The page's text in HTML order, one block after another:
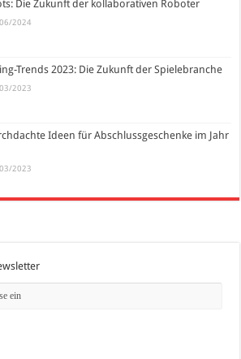
Die Zukunft der kollaborativen Roboter
2024
Trends 2023: Die Zukunft der Spielebranche
2023
Ideen für Abschlussgeschenke im Jahr
2023